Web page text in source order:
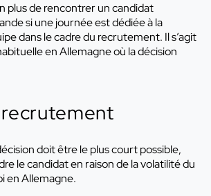
plus de rencontrer un candidat
si une journée est dédiée à la
dans le cadre du recrutement. Il s’agit
en Allemagne où la décision
doit être le plus court possible,
le candidat en raison de la volatilité du
en Allemagne.